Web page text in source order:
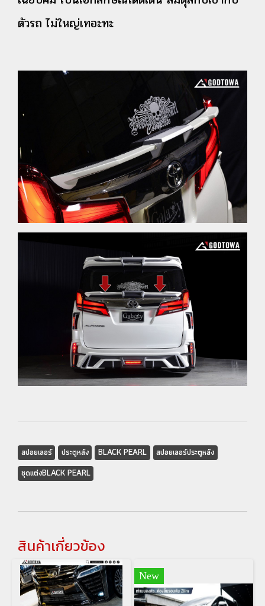
ตัวรถ ไม่ใหญ่เทอะทะ
สปอยเลอร์ ประตูหลัง BLACK PEARL
สปอยเลอร์ประตูหลัง
ชุดแต่งBLACK PEARL
สินค้าเกี่ยวข้อง
New